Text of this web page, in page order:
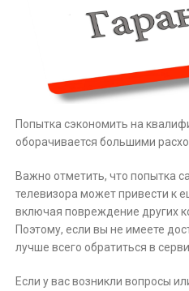
Попытка сэкономить на
оборачивается большими
Важно отметить, что попытка
телевизора может привести к
включая повреждение других
Поэтому, если вы не имеете
лучше всего обратиться в
Если у вас возникли вопросы